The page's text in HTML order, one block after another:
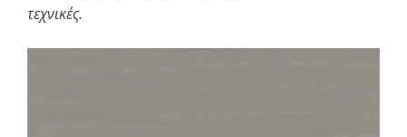
τεχνικές.